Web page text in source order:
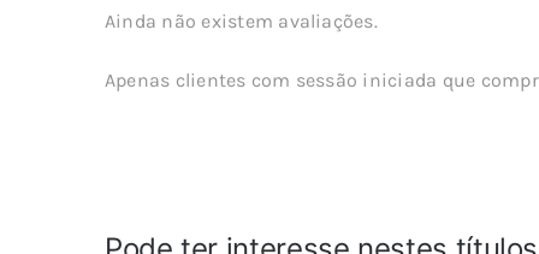
Ainda não existem avaliações.
Apenas clientes com sessão iniciada que